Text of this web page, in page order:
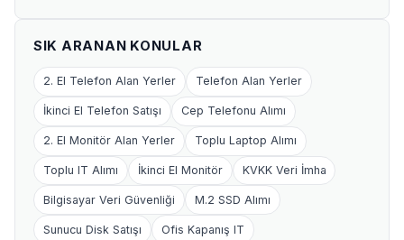
SIK ARANAN KONULAR
2. El Telefon Alan Yerler Telefon Alan Yerler
İkinci El Telefon Satışı Cep Telefonu Alımı
2. El Monitör Alan Yerler Toplu Laptop Alımı
Toplu IT Alımı İkinci El Monitör KVKK Veri İmha
Bilgisayar Veri Güvenliği M.2 SSD Alımı
Sunucu Disk Satışı Ofis Kapanış IT